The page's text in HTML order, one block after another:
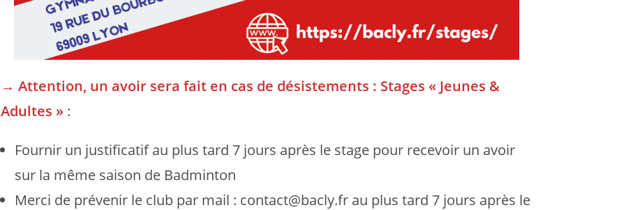
→ Attention, un avoir sera fait en cas de désistements : Stages « Jeunes &
Adultes » :
Fournir un justificatif au plus tard 7 jours après le stage pour recevoir un avoir
sur la même saison de Badminton
Merci de prévenir le club par mail : contact@bacly.fr au plus tard 7 jours après le